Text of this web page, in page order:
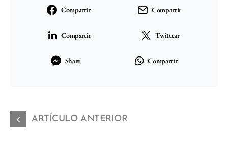
Compartir Compartir
Compartir Twittear
Share Compartir
ARTÍCULO ANTERIOR